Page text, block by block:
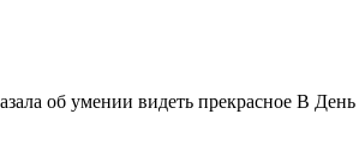
об умении видеть прекрасное В